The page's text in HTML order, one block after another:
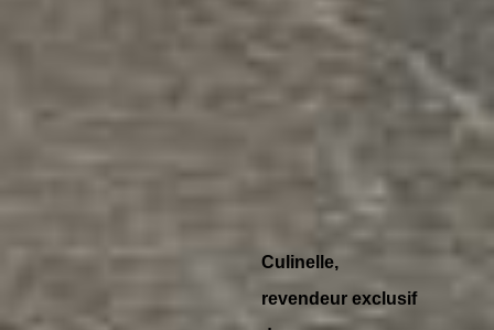
Culinelle,
revendeur exclusif